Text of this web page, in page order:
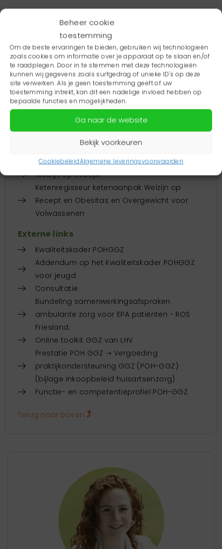
Beheer cookie
toestemming
Om de beste ervaringen te bieden, gebruiken wij technologieën
zoals cookies om informatie over je apparaat op te slaan en/of
te raadplegen. Door in te stemmen met deze technologieën
kunnen wij gegevens zoals surfgedrag of unieke ID's op deze
site verwerken. Als je geen toestemming geeft of uw
toestemming intrekt, kan dit een nadelige invloed hebben op
bepaalde functies en mogelijkheden.
Ga naar de website
Bekijk voorkeuren
CookiebeleidAlgemene leveringsvoorwaarden
Wil je meer informatie of heb je vragen? Neem dan
contact op met onze projectleider
Werkzaamheden
Hoe zit het nou écht met het delen van
(medische) gegevens?
Inspiratievideo Samenwerking sociaal
domein, huisartsenzorg en GGZ - Welzijn op
Samenwerking huisartsen en GGZ Friesland
tbv de EPA-patiënten
Welzijn op Recept
Ketenregisseur ketenaanpak Welzijn op
Recept en Obesitas en Overgewicht voor
Volwassenen
Externe links
Kwaliteitskader POHGGZ
Addendum op het Kwaliteitskader POHGGZ
voor jeugd
Consultatie
Bundeling samenwerkingsafspraken
ambulante zorg voor EPA patiënten - ROS
Friesland.
Online toolkit GGZ van LHV
Prestatie POH GGZ ➝ Vergoeding
praktijkondersteuning GGZ (POH-GGZ)
(bijlage inkoopbeleid huisartsenzorg)
Functie- en competentieprofiel POH-GGZ
Terug naar boven